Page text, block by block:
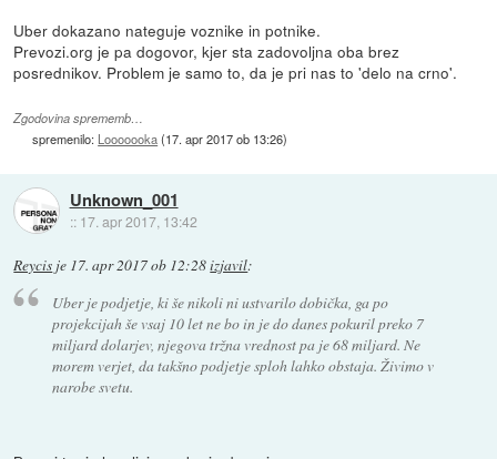
Uber dokazano nateguje voznike in potnike.
Prevozi.org je pa dogovor, kjer sta zadovoljna oba brez
posrednikov. Problem je samo to, da je pri nas to 'delo na crno'.
Zgodovina sprememb…
spremenilo: Looooooka(17. apr 2017 ob 13:26)
Unknown_001
:: 17. apr 2017, 13:42
Reycis je 17. apr 2017 ob 12:28izjavil:
Uber je podjetje, ki še nikoli ni ustvarilo dobička, ga po
projekcijah še vsaj 10 let ne bo in je do danes pokuril preko 7
miljard dolarjev, njegova tržna vrednost pa je 68 miljard. Ne
morem verjet, da takšno podjetje sploh lahko obstaja. Živimo v
narobe svetu.